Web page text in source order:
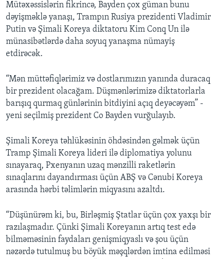
Mütəxəssislərin fikrincə, Bayden çox güman bunu
dəyişməklə yanaşı, Trampın Rusiya prezidenti Vladimir
Putin və Şimali Koreya diktatoru Kim Conq Un ilə
münasibətlərdə daha soyuq yanaşma nümayiş
etdirəcək.
“Mən müttəfiqlərimiz və dostlarımızın yanında duracaq
bir prezident olacağam. Düşmənlərimizə diktatorlarla
barışıq qurmaq günlərinin bitdiyini açıq deyəcəyəm” -
yeni seçilmiş prezident Co Bayden vurğulayıb.
Şimali Koreya təhlükəsinin öhdəsindən gəlmək üçün
Tramp Şimali Koreya lideri ilə diplomatiya yolunu
sınayaraq, Pxenyanın uzaq mənzilli raketlərin
sınaqlarını dayandırması üçün ABŞ və Cənubi Koreya
arasında hərbi təlimlərin miqyasını azaltdı.
“Düşünürəm ki, bu, Birləşmiş Ştatlar üçün çox yaxşı bir
razılaşmadır. Çünki Şimali Koreyanın artıq test edə
bilməməsinin faydaları genişmiqyaslı və şou üçün
nəzərdə tutulmuş bu böyük məşqlərdən imtina edilməsi